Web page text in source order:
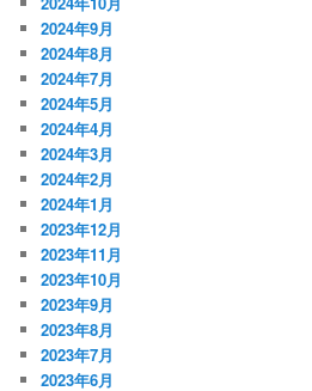
2024年9月
2024年8月
2024年7月
2024年5月
2024年4月
2024年3月
2024年2月
2024年1月
2023年12月
2023年11月
2023年10月
2023年9月
2023年8月
2023年7月
2023年6月